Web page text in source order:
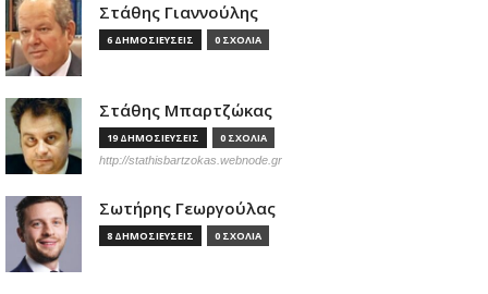
Στάθης Γιαννούλης
6 ΔΗΜΟΣΙΕΥΣΕΙΣ 0 ΣΧΟΛΙΑ
Στάθης Μπαρτζώκας
19 ΔΗΜΟΣΙΕΥΣΕΙΣ 0 ΣΧΟΛΙΑ
http://stathisbartzokas.webnode.gr
Σωτήρης Γεωργούλας
8 ΔΗΜΟΣΙΕΥΣΕΙΣ 0 ΣΧΟΛΙΑ